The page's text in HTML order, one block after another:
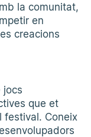
la comunitat,
en
creacions
jocs
que et
festival. Coneix